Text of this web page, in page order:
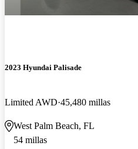
2023 Hyundai Palisade
Limited AWD 45,480 millas
West Palm Beach, FL
54 millas